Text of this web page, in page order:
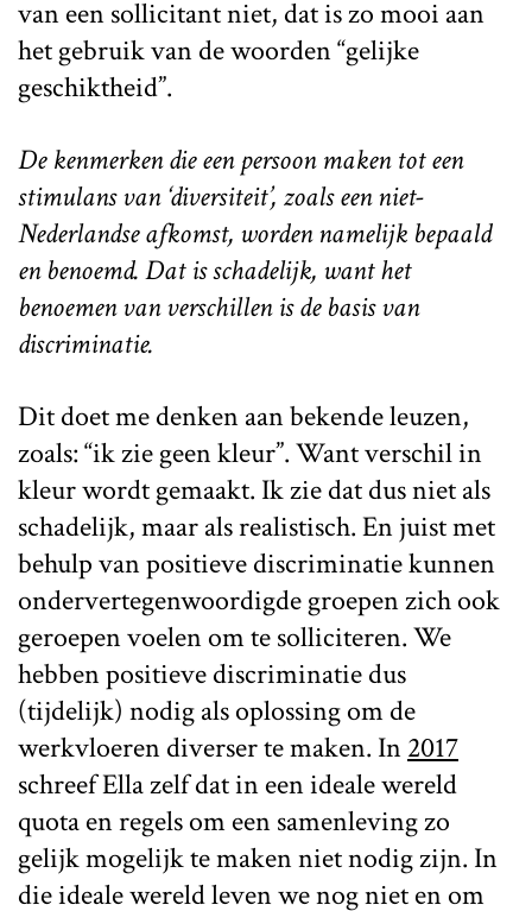
van een sollicitant niet, dat is zo mooi aan
het gebruik van de woorden “gelijke
geschiktheid”.
De kenmerken die een persoon maken tot een
stimulans van ‘diversiteit’, zoals een niet-
Nederlandse afkomst, worden namelijk bepaald
en benoemd. Dat is schadelijk, want het
benoemen van verschillen is de basis van
discriminatie.
Dit doet me denken aan bekende leuzen,
zoals: “ik zie geen kleur”. Want verschil in
kleur wordt gemaakt. Ik zie dat dus niet als
schadelijk, maar als realistisch. En juist met
behulp van positieve discriminatie kunnen
ondervertegenwoordigde groepen zich ook
geroepen voelen om te solliciteren. We
hebben positieve discriminatie dus
(tijdelijk) nodig als oplossing om de
werkvloeren diverser te maken. In2017
schreef Ella zelf dat in een ideale wereld
quota en regels om een samenleving zo
gelijk mogelijk te maken niet nodig zijn. In
die ideale wereld leven we nog niet en om